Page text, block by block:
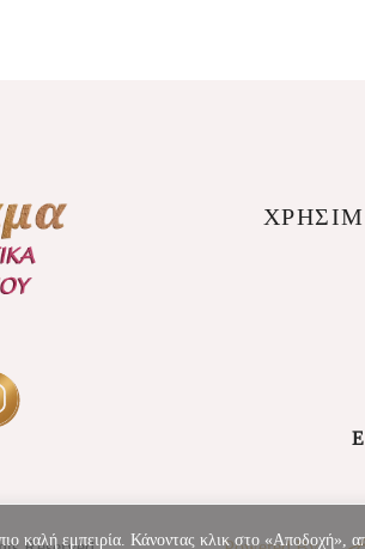
καλή εμπειρία. Κάνοντας κλικ στο «Αποδοχή»,